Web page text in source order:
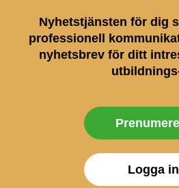
Nyhetstjänsten för dig
professionell
nyhetsbrev för ditt
Logga in